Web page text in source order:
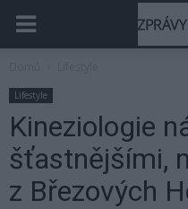
Lifestyle
Kineziologie
šťastnějšími,
z Březových